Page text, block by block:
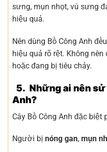
sưng, mụn nhọt, vú sưng
hiệu quả.
Nên dùng Bồ Công Anh
hiệu quả rõ rệt. Không
hoặc đang bị tiêu chảy.
5. Những ai nên
Anh?
Cây Bồ Công Anh đặc biệt
Người bị nóng gan, mụn